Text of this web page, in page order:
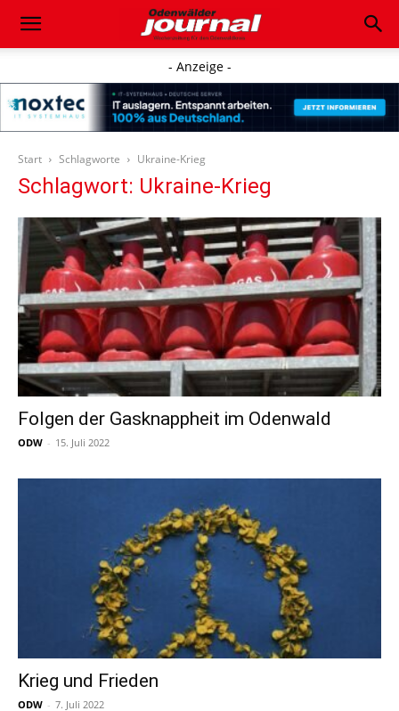
- Anzeige -
Start Schlagworte Ukraine-Krieg
Schlagwort: Ukraine-Krieg
Folgen der Gasknappheit im Odenwald
ODW - 15. Juli 2022
Krieg und Frieden
ODW - 7. Juli 2022